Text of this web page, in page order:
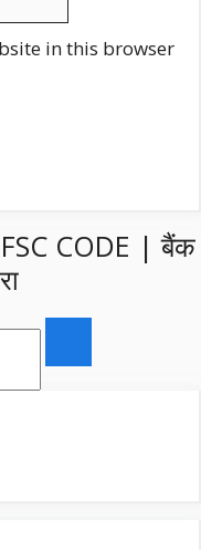
in this browser
CODE | बैंक